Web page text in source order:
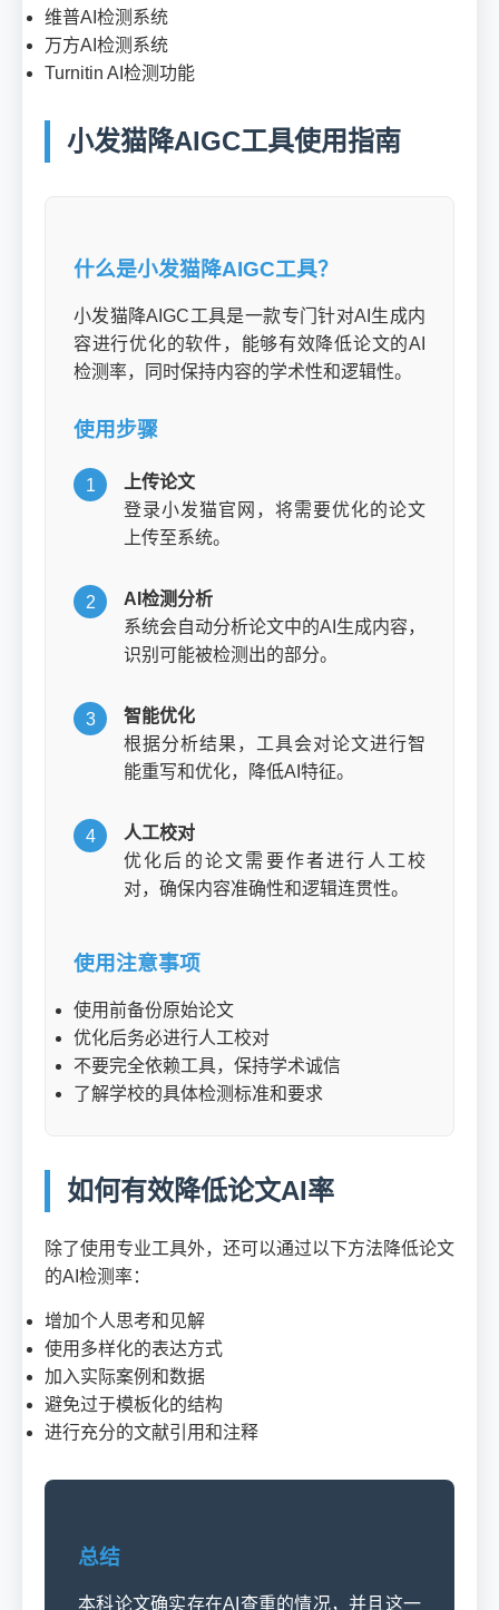
维普AI检测系统
万方AI检测系统
Turnitin AI检测功能
小发猫降AIGC工具使用指南
什么是小发猫降AIGC工具？
小发猫降AIGC工具是一款专门针对AI生成内
容进行优化的软件，能够有效降低论文的AI
检测率，同时保持内容的学术性和逻辑性。
使用步骤
1
上传论文
登录小发猫官网，将需要优化的论文
上传至系统。
2
AI检测分析
系统会自动分析论文中的AI生成内容，
识别可能被检测出的部分。
3
智能优化
根据分析结果，工具会对论文进行智
能重写和优化，降低AI特征。
4
人工校对
优化后的论文需要作者进行人工校
对，确保内容准确性和逻辑连贯性。
使用注意事项
使用前备份原始论文
优化后务必进行人工校对
不要完全依赖工具，保持学术诚信
了解学校的具体检测标准和要求
如何有效降低论文AI率
除了使用专业工具外，还可以通过以下方法降低论文
的AI检测率：
增加个人思考和见解
使用多样化的表达方式
加入实际案例和数据
避免过于模板化的结构
进行充分的文献引用和注释
总结
本科论文确实存在AI查重的情况，并且这一